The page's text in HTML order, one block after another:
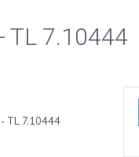
TL 7.10444
TL 7.10444